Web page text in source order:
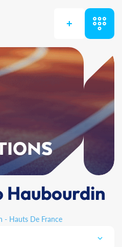
+
Haubourdin
- Hauts De France